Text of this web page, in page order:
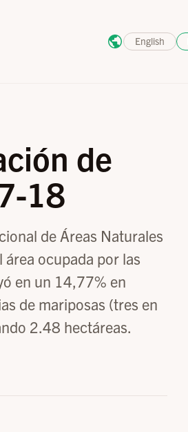
English
de
18
de Áreas Naturales
ocupada por las
en un 14,77% en
de mariposas (tres en
2.48 hectáreas.